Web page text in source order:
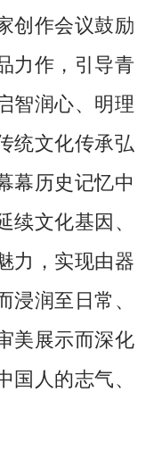
创作会议鼓励
力作，引导青
智润心、明理
统文化传承弘
幕历史记忆中
文化基因、
力，实现由器
润至日常、
美展示而深化
人的志气、